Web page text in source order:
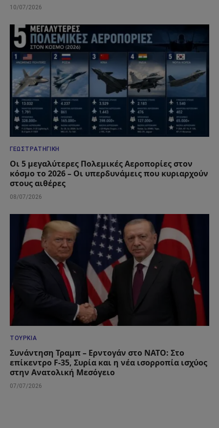
10/07/2026
ΓΕΩΣΤΡΑΤΗΓΙΚΉ
Οι 5 μεγαλύτερες Πολεμικές Αεροπορίες στον
κόσμο το 2026 – Οι υπερδυνάμεις που κυριαρχούν
στους αιθέρες
08/07/2026
ΤΟΥΡΚΊΑ
Συνάντηση Τραμπ – Ερντογάν στο ΝΑΤΟ: Στο
επίκεντρο F-35, Συρία και η νέα ισορροπία ισχύος
στην Ανατολική Μεσόγειο
07/07/2026